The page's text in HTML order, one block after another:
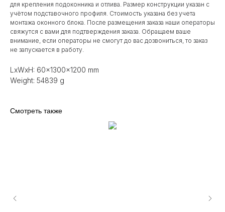
для крепления подоконника и отлива. Размер конструкции указан c
учётом подставочного профиля. Стоимость указана без учета
монтажа оконного блока. После размещения заказа наши операторы
свяжутся с вами для подтверждения заказа. Обращаем ваше
внимание, если операторы не смогут до вас дозвониться, то заказ
не запускается в работу.
LxWxH: 60x1300x1200 mm
Weight: 54839 g
Смотреть также